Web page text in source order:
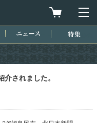
買物カゴを
リーズ ニュース
介されました。